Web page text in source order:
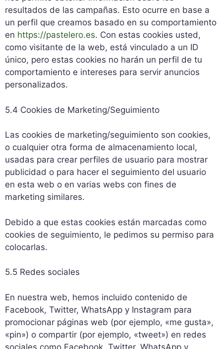
resultados de las campañas. Esto ocurre en base a
un perfil que creamos basado en su comportamiento
en https://pastelero.es. Con estas cookies usted,
como visitante de la web, está vinculado a un ID
único, pero estas cookies no harán un perfil de tu
comportamiento e intereses para servir anuncios
personalizados.
5.4 Cookies de Marketing/Seguimiento
Las cookies de marketing/seguimiento son cookies,
o cualquier otra forma de almacenamiento local,
usadas para crear perfiles de usuario para mostrar
publicidad o para hacer el seguimiento del usuario
en esta web o en varias webs con fines de
marketing similares.
Debido a que estas cookies están marcadas como
cookies de seguimiento, le pedimos su permiso para
colocarlas.
5.5 Redes sociales
En nuestra web, hemos incluido contenido de
Facebook, Twitter, WhatsApp y Instagram para
promocionar páginas web (por ejemplo, «me gusta»,
«pin») o compartir (por ejemplo, «tweet») en redes
sociales como Facebook, Twitter, WhatsApp y